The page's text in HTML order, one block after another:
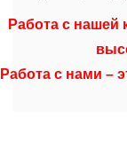
Работа с нашей
Работа с нами –